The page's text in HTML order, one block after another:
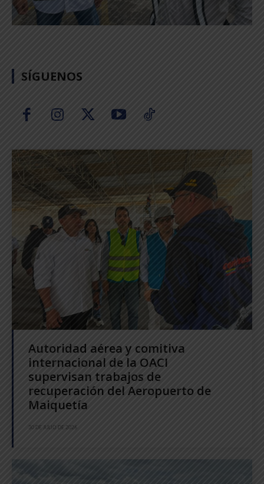
SÍGUENOS
Autoridad aérea y comitiva
internacional de la OACI
supervisan trabajos de
recuperación del Aeropuerto de
Maiquetía
30 DE JULIO DE 2026